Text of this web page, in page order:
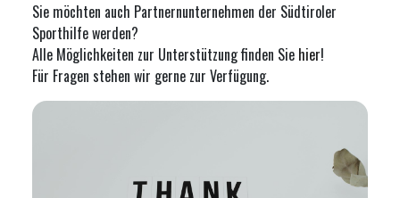
Sie möchten auch Partnernunternehmen der Südtiroler
Sporthilfe werden?
Alle Möglichkeiten zur Unterstützung finden Sie hier!
Für Fragen stehen wir gerne zur Verfügung.